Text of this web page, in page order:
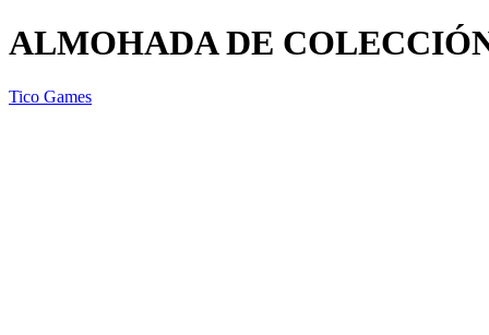
ALMOHADA DE
Tico Games